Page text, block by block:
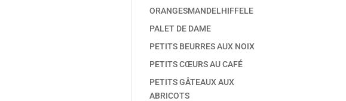
ORANGESMANDELHIFFELE
PALET DE DAME
PETITS BEURRES AUX NOIX
PETITS CŒURS AU CAFÉ
PETITS GÂTEAUX AUX
ABRICOTS